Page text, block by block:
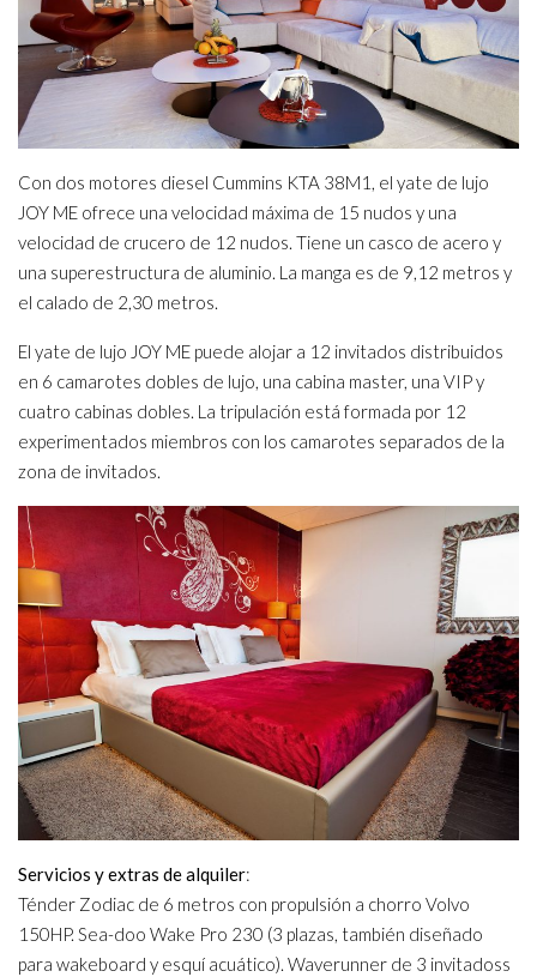
Con dos motores diesel Cummins KTA 38M1, el yate de lujo
JOY ME ofrece una velocidad máxima de 15 nudos y una
velocidad de crucero de 12 nudos. Tiene un casco de acero y
una superestructura de aluminio. La manga es de 9,12 metros y
el calado de 2,30 metros.
El yate de lujo JOY ME puede alojar a 12 invitados distribuidos
en 6 camarotes dobles de lujo, una cabina master, una VIP y
cuatro cabinas dobles. La tripulación está formada por 12
experimentados miembros con los camarotes separados de la
zona de invitados.
Servicios y extras de alquiler:
Ténder Zodiac de 6 metros con propulsión a chorro Volvo
150HP. Sea-doo Wake Pro 230 (3 plazas, también diseñado
para wakeboard y esquí acuático). Waverunner de 3 invitadoss